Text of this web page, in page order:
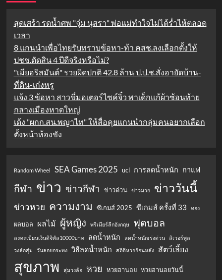
สุดเศร้า รดน้ำศพ "จุ๋ม นุสรา" พ่อแม่ทำใจไม่ได้ร่ำไห้ตลอด
เวลา
8 แกนนำเพื่อไทยรับทราบข้อหา-ท้า คสช.ลงเลือกตั้งให้
ปชช.ตัดสิน 4 ปีดีจริงหรือไม่?
"เมียอริสมันต์" รวยผิดปกติ 42.8 ล้าน ป.ป.ช.สั่งอายัดบ้าน-
ที่ดิน-เก๋งหรู
แจ้ง 3 ข้อหา สาวขี่มอเตอร์ไซค์จิ๋ว พาเด็กแก้ผ้าซ้อนท้าย
กลางเมืองหาดใหญ่
เด้ง "ผกก.สน.พญาไท" ให้สื่อคุยแกนนำกลุ่มคนอยากเลือก
ตั้งหน้าห้องขัง
Random Wheel SEA Games 2025 ucl การลดน้ำหนัก กาแฟ
กีฬา ข่าว ข่าวกีฬา ข่าวด่วน ข่าวมวย ข่าววันนี้
ข่าวหวย ความงาม ซีเกมส์ 2025 ซีเกมส์ ครั้งที่ 33 ทอง
ผลบอล ผลไม้ ผู้หญิง พรีเมียร์ลีกอังกฤษ ฟุตบอล
ลงทะเบียนเงินดิจิทัล10000บาท ลดน้ำหนัก ลดน้ำหนักเร่งด่วน
ลิเวอร์พูล
วงล้อสุ่ม
วันลอยกระทง วิธีลดน้ำหนัก สถิติหวยย้อนหลัง สัตว์เลี้ยง
สุขภาพ สุ่มวงล้อ หวย หวยฮานอย หวยฮานอยวันนี้